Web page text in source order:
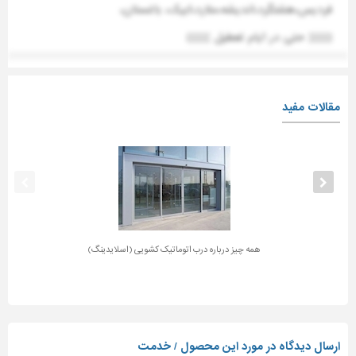
فردیس،هشتگرد،اندیشه،ملارد،ابیک، باغستان،
((((( حتی در ایام تعطیل )))))
مقالات مفید
همه چیز درباره درب اتوماتیک کشویی (اسلایدینگ)
ارسال دیدگاه در مورد این محصول / خدمت